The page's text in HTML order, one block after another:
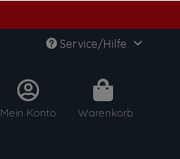
Service/Hilfe
Mein Konto Warenkorb